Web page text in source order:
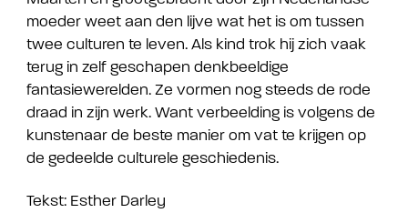
moeder weet aan den lijve wat het is om tussen
twee culturen te leven. Als kind trok hij zich vaak
terug in zelf geschapen denkbeeldige
fantasiewerelden. Ze vormen nog steeds de rode
draad in zijn werk. Want verbeelding is volgens de
kunstenaar de beste manier om vat te krijgen op
de gedeelde culturele geschiedenis.
Tekst: Esther Darley